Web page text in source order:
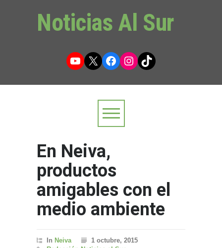
Noticias Al Sur
YouTube
X Facebook
Instagram
TikTok
En Neiva,
productos
amigables con el
medio ambiente
In Neiva
1 octubre, 2015